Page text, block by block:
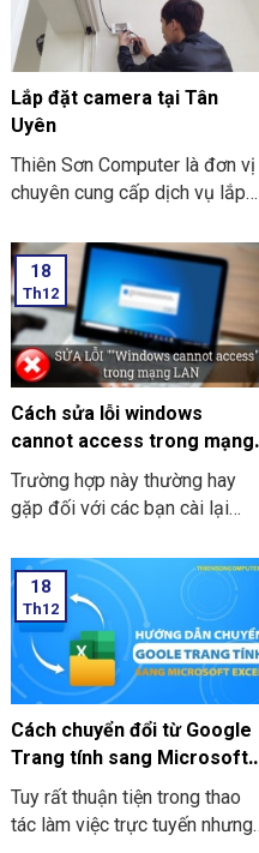
của công nghệ cho hiện tại và
tương lai. Vậy Những xu
hướng công nghệ mới trong
tương lai như thế nào?.
Lắp đặt camera tại Tân
Uyên
Thiên Sơn Computer là đơn vị
chuyên cung cấp dịch vụ lắp
18
Th12
Cách sửa lỗi windows
cannot access trong mạng
Lan
Trường hợp này thường hay
gặp đối với các bạn cài lại
máy share trong mạng Lan
vẫn báo vẫn thông suốt, nhưng
khi truy cập vào máy tính đó
thì xuất hiện thông báo lỗi
Windows cannot access
check the spelling of the
name. Otherwise there might
be a problem… cực kì gây khó
chịu. Vậy cách sửa lỗi
windows cannot access trong
mạng Lan như thế nào?.
18
Th12
Cách chuyển đổi từ Google
Trang tính sang Microsoft
Excel
Tuy rất thuận tiện trong thao
tác làm việc trực tuyến nhưng